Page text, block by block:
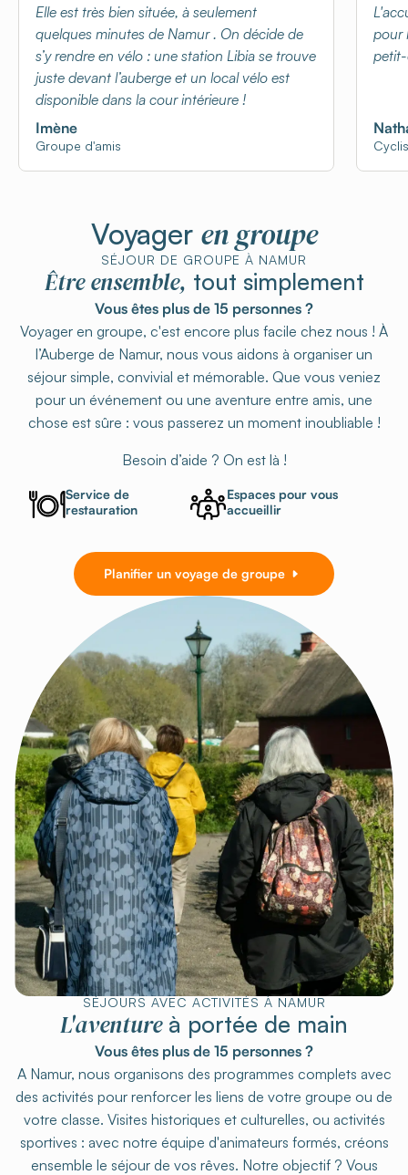
Elle est très bien située, à seulement
quelques minutes de Namur . On décide de
s’y rendre en vélo : une station Libia se trouve
juste devant l’auberge et un local vélo est
disponible dans la cour intérieure !
Imène
Groupe d'amis
pour
Voyager en groupe
SÉJOUR DE GROUPE À NAMUR
Être ensemble, tout simplement
Vous êtes plus de 15 personnes ?
Voyager en groupe, c'est encore plus facile chez nous ! À
l’Auberge de Namur, nous vous aidons à organiser un
séjour simple, convivial et mémorable. Que vous veniez
pour un événement ou une aventure entre amis, une
chose est sûre : vous passerez un moment inoubliable !
Besoin d’aide ? On est là !
Service de
restauration
Espaces pour vous
accueillir
Planifier un voyage de groupe
SÉJOURS AVEC ACTIVITÉS À NAMUR
L'aventureà portée de main
Vous êtes plus de 15 personnes ?
A Namur, nous organisons des programmes complets avec
des activités pour renforcer les liens de votre groupe ou de
votre classe. Visites historiques et culturelles, ou activités
sportives : avec notre équipe d'animateurs formés, créons
ensemble le séjour de vos rêves. Notre objectif ? Vous